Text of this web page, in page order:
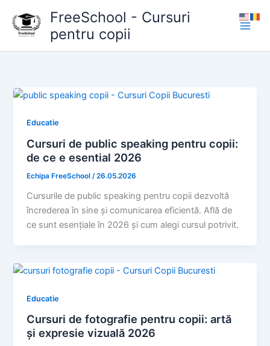
content
FreeSchool - Cursuri
pentru copii
Educatie
Cursuri de public speaking pentru copii:
de ce e esential 2026
Echipa FreeSchool/26.05.2026
Cursurile de public speaking pentru copii dezvoltă
încrederea în sine și comunicarea eficientă. Află de
ce sunt esențiale în 2026 și cum alegi cursul potrivit.
Educatie
Cursuri de fotografie pentru copii: artă
și expresie vizuală 2026